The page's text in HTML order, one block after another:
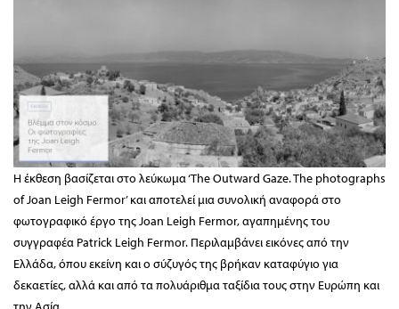
Η έκθεση βασίζεται στο λεύκωμα ‘The Outward Gaze. The photographs
of Joan Leigh Fermor’ και αποτελεί μια συνολική αναφορά στο
φωτογραφικό έργο της Joan Leigh Fermor, αγαπημένης του
συγγραφέα Patrick Leigh Fermor. Περιλαμβάνει εικόνες από την
Ελλάδα, όπου εκείνη και ο σύζυγός της βρήκαν καταφύγιο για
δεκαετίες, αλλά και από τα πολυάριθμα ταξίδια τους στην Ευρώπη και